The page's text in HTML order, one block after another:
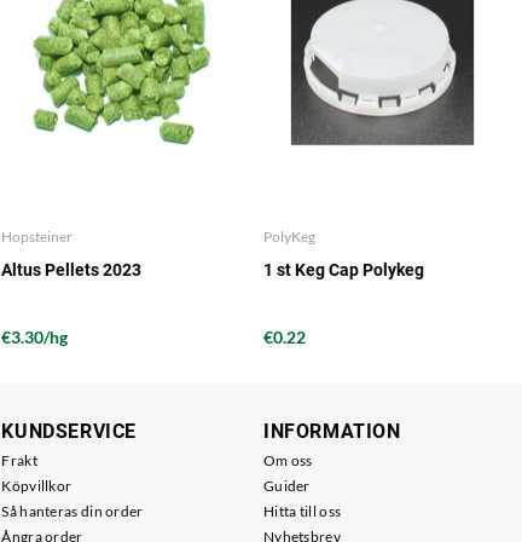
Hopsteiner
Altus Pellets 2023
€3.30/hg
PolyKeg
1 st Keg Cap Polykeg
€0.22
KUNDSERVICE
Frakt
Köpvillkor
Så hanteras din order
Ångra order
INFORMATION
Om oss
Guider
Hitta till oss
Nyhetsbrev